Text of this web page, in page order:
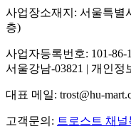
사업장소재지: 서울특별
층)
사업자등록번호: 101-86-
서울강남-03821 | 개인정
대표 메일: trost@hu-
고객문의: 트로스트 채널